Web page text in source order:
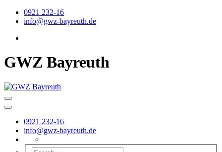
0921 232-16
info@gwz-bayreuth.de
GWZ Bayreuth
0921 232-16
info@gwz-bayreuth.de